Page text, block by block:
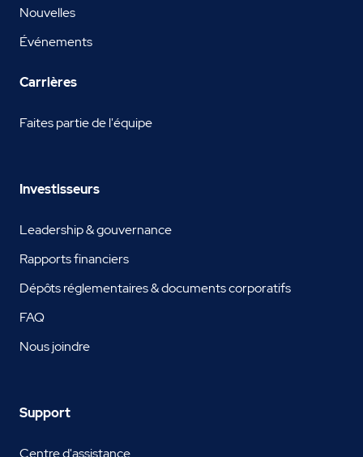
Nouvelles
Événements
Carrières
Faites partie de l'équipe
Investisseurs
Leadership & gouvernance
Rapports financiers
Dépôts réglementaires & documents corporatifs
FAQ
Nous joindre
Support
Centre d'assistance